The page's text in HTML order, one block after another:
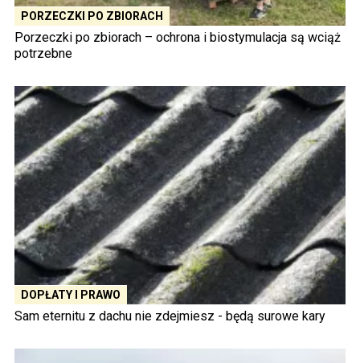
PORZECZKI PO ZBIORACH
Porzeczki po zbiorach – ochrona i biostymulacja są wciąż
potrzebne
DOPŁATY I PRAWO
Sam eternitu z dachu nie zdejmiesz - będą surowe kary